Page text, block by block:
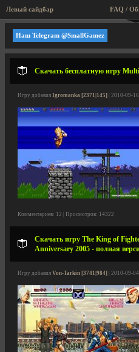
Левый сайдбар FAQ /
Наш Telegram @SmallGamez
Скачать бесплатную игру
Игру добавил Igromanka [2371|145] | 2010-09-16 |
Комментариев: 12 | Просмотров: 14322
Скачать игру The King of
Anniversary 2005 - полная
Игру добавил Von-Tarkin [3741|984] | 2010-09-04 |